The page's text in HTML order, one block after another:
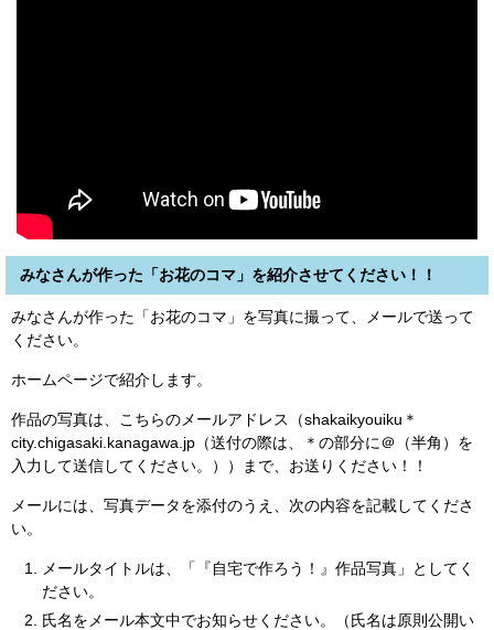
みなさんが作った「お花のコマ」を紹介させてください！！
みなさんが作った「お花のコマ」を写真に撮って、メールで送って
ください。
ホームページで紹介します。
作品の写真は、こちらのメールアドレス（shakaikyouiku＊
city.chigasaki.kanagawa.jp（送付の際は、＊の部分に＠（半角）を
入力して送信してください。））まで、お送りください！！
メールには、写真データを添付のうえ、次の内容を記載してくださ
い。
メールタイトルは、「『自宅で作ろう！』作品写真」としてく
ださい。
氏名をメール本文中でお知らせください。（氏名は原則公開い